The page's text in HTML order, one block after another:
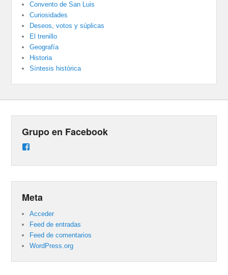
Convento de San Luis
Curiosidades
Deseos, votos y súplicas
El trenillo
Geografía
Historia
Síntesis histórica
Grupo en Facebook
Meta
Acceder
Feed de entradas
Feed de comentarios
WordPress.org